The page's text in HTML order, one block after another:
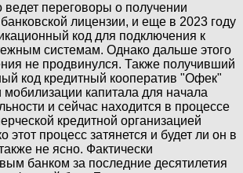
переговоры о получении
лицензии, и еще в 2023 году
код для подключения к
системам. Однако дальше этого
не продвинулся. Также получивший
код кредитный кооператив "Офек"
мобилизации капитала для начала
и сейчас находится в процессе
кредитной организацией
этот процесс затянется и будет ли он в
не ясно. Фактически
банком за последние десятилетия